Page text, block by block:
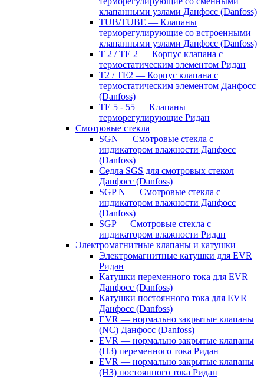
клапанными узлами Данфосс (Danfoss)
TUB/TUBE — Клапаны
терморегулирующие со встроенными
клапанными узлами Данфосс (Danfoss)
T 2 / TE 2 — Корпус клапана с
термостатическим элементом Ридан
T2 / TE2 — Корпус клапана с
термостатическим элементом Данфосс
(Danfoss)
TE 5 - 55 — Клапаны
терморегулирующие Ридан
Смотровые стекла
SGN — Смотровые стекла с
индикатором влажности Данфосс
(Danfoss)
Седла SGS для смотровых стекол
Данфосс (Danfoss)
SGP N — Смотровые стекла с
индикатором влажности Данфосс
(Danfoss)
SGP — Смотровые стекла с
индикатором влажности Ридан
Электромагнитные клапаны и катушки
Электромагнитные катушки для EVR
Ридан
Катушки переменного тока для EVR
Данфосс (Danfoss)
Катушки постоянного тока для EVR
Данфосс (Danfoss)
EVR — нормально закрытые клапаны
(NC) Данфосс (Danfoss)
EVR — нормально закрытые клапаны
(НЗ) переменного тока Ридан
EVR — нормально закрытые клапаны
(НЗ) постоянного тока Ридан